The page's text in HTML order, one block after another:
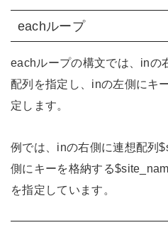
eachループ
eachループの構文では、inの
配列を指定し、inの左側にキ
定します。
例では、inの右側に連想配列
側にキーを格納する
を指定しています。